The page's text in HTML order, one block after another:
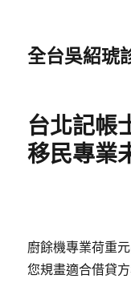
全台吳紹琥
台北記帳
移民專業
廚餘機專業荷重
您規畫適合借貸